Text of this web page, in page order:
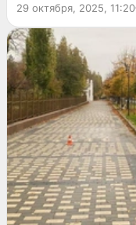
29 октября, 2025, 11:20